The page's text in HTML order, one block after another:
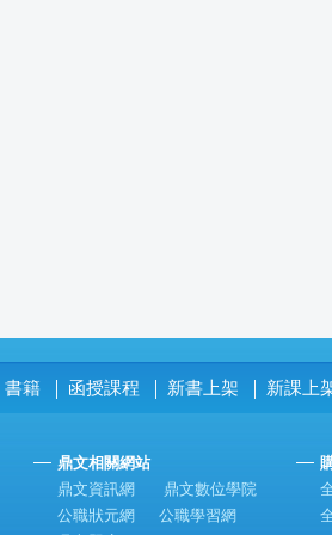
書籍 函授課程 新書上架 新課上
鼎文相關網站
鼎文資訊網
鼎文數位學院
公職狀元網
公職學習網